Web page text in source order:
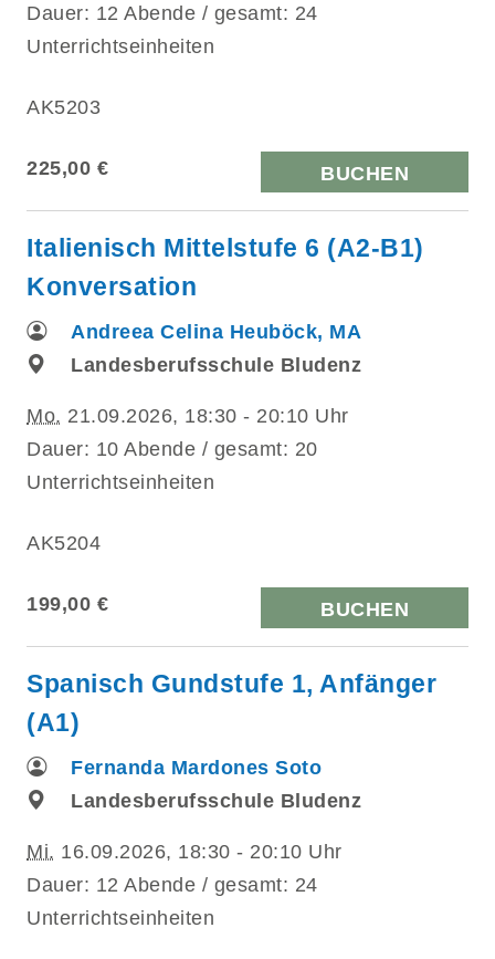
Dauer: 12 Abende / gesamt: 24
Unterrichtseinheiten
AK5203
225,00 € BUCHEN
Italienisch Mittelstufe 6 (A2-B1)
Konversation
Andreea Celina Heuböck, MA
Landesberufsschule Bludenz
Mo. 21.09.2026, 18:30 - 20:10 Uhr
Dauer: 10 Abende / gesamt: 20
Unterrichtseinheiten
AK5204
199,00 € BUCHEN
Spanisch Gundstufe 1, Anfänger
(A1)
Fernanda Mardones Soto
Landesberufsschule Bludenz
Mi. 16.09.2026, 18:30 - 20:10 Uhr
Dauer: 12 Abende / gesamt: 24
Unterrichtseinheiten